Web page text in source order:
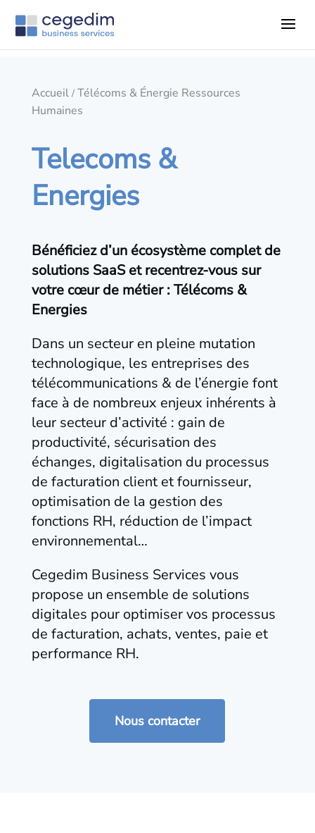
Accueil/ Télécoms & Énergie Ressources
Humaines
Telecoms&
Energies
Bénéficiez d’un écosystème complet de
solutions SaaS et recentrez-vous sur
votre cœur de métier : Télécoms &
Energies
Dans un secteur en pleine mutation
technologique, les entreprises des
télécommunications & de l’énergie font
face à de nombreux enjeux inhérents à
leur secteur d’activité : gain de
productivité, sécurisation des
échanges, digitalisation du processus
de facturation client et fournisseur,
optimisation de la gestion des
fonctions RH, réduction de l’impact
environnemental… ​
Cegedim Business Services vous
propose un ensemble de solutions
digitales pour optimiser vos processus
de facturation, achats, ventes, paie et
performance RH.​ ​
Nous contacter